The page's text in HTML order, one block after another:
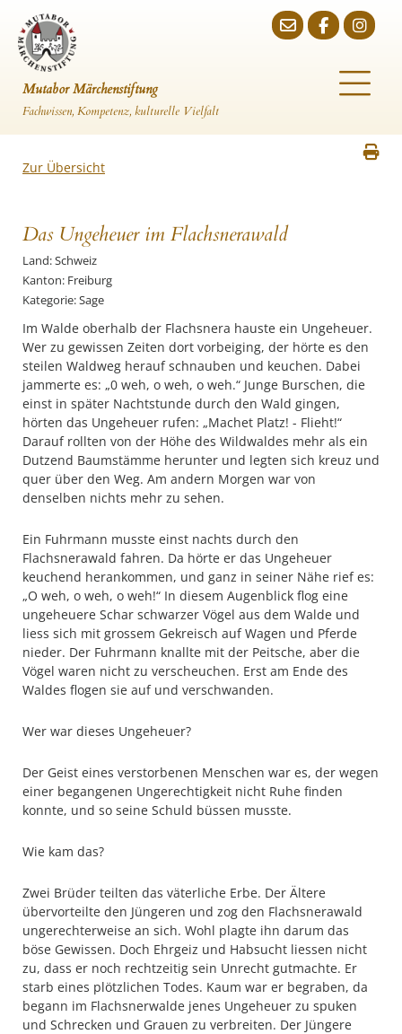
Mutabor Märchenstiftung
Fachwissen, Kompetenz, kulturelle Vielfalt
Zur Übersicht
Das Ungeheuer im Flachsnerawald
Land: Schweiz
Kanton: Freiburg
Kategorie: Sage
Im Walde oberhalb der Flachsnera hauste ein Ungeheuer.
Wer zu gewissen Zeiten dort vorbeiging, der hörte es den
steilen Waldweg herauf schnauben und keuchen. Dabei
jammerte es: „0 weh, o weh, o weh.“ Junge Burschen, die
einst in später Nachtstunde durch den Wald gingen,
hörten das Ungeheuer rufen: „Machet Platz! - Flieht!“
Darauf rollten von der Höhe des Wildwaldes mehr als ein
Dutzend Baumstämme herunter und legten sich kreuz und
quer über den Weg. Am andern Morgen war von
denselben nichts mehr zu sehen.
Ein Fuhrmann musste einst nachts durch den
Flachsnerawald fahren. Da hörte er das Ungeheuer
keuchend herankommen, und ganz in seiner Nähe rief es:
„O weh, o weh, o weh!“ In diesem Augenblick flog eine
ungeheuere Schar schwarzer Vögel aus dem Walde und
liess sich mit grossem Gekreisch auf Wagen und Pferde
nieder. Der Fuhrmann knallte mit der Peitsche, aber die
Vögel waren nicht zu verscheuchen. Erst am Ende des
Waldes flogen sie auf und verschwanden.
Wer war dieses Ungeheuer?
Der Geist eines verstorbenen Menschen war es, der wegen
einer begangenen Ungerechtigkeit nicht Ruhe finden
konnte, und so seine Schuld büssen musste.
Wie kam das?
Zwei Brüder teilten das väterliche Erbe. Der Ältere
übervorteilte den Jüngeren und zog den Flachsnerawald
ungerechterweise an sich. Wohl plagte ihn darum das
böse Gewissen. Doch Ehrgeiz und Habsucht liessen nicht
zu, dass er noch rechtzeitig sein Unrecht gutmachte. Er
starb eines plötzlichen Todes. Kaum war er begraben, da
begann im Flachsnerwalde jenes Ungeheuer zu spuken
und Schrecken und Grauen zu verbreiten. Der Jüngere